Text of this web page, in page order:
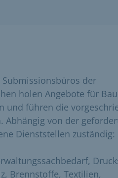
der
holen Angebote für
und führen die
Abhängig von der
Dienststellen zuständig:
Brennstoffe, Textilien,